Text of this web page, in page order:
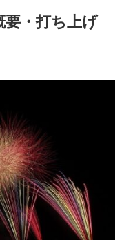
要・打ち上げ